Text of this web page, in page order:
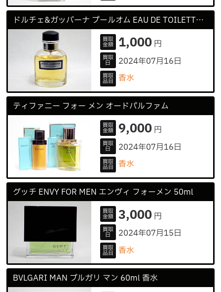
ドルチェ&ガッバーナ プールオム EAU DE TOILETTE 75ml
買取
金額 1,000円
買取
日 2024年07月16日
買取
品目 香水
ティファニー フォー メン オードパルファム
買取
金額 9,000円
買取
日 2024年07月16日
買取
品目 香水
グッチ ENVY FOR MEN エンヴィ フォーメン 50ml
買取
金額 3,000円
買取
日 2024年07月15日
買取
品目 香水
BVLGARI MAN ブルガリ マン 60ml 香水